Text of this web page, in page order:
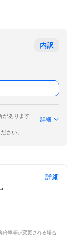
内訳
があります
詳細
さい。
詳細
倍率等が変更される場合